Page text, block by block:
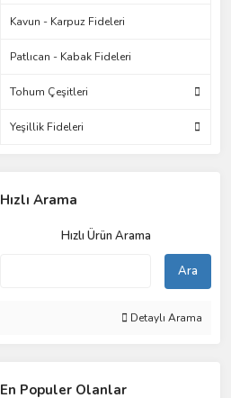
Kavun - Karpuz Fideleri
Patlıcan - Kabak Fideleri
Tohum Çeşitleri
Yeşillik Fideleri
Hızlı Arama
Hızlı Ürün Arama
Ara
Detaylı Arama
En Populer Olanlar